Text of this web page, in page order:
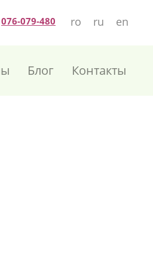
076-079-480 ro ru en
Блог Контакты